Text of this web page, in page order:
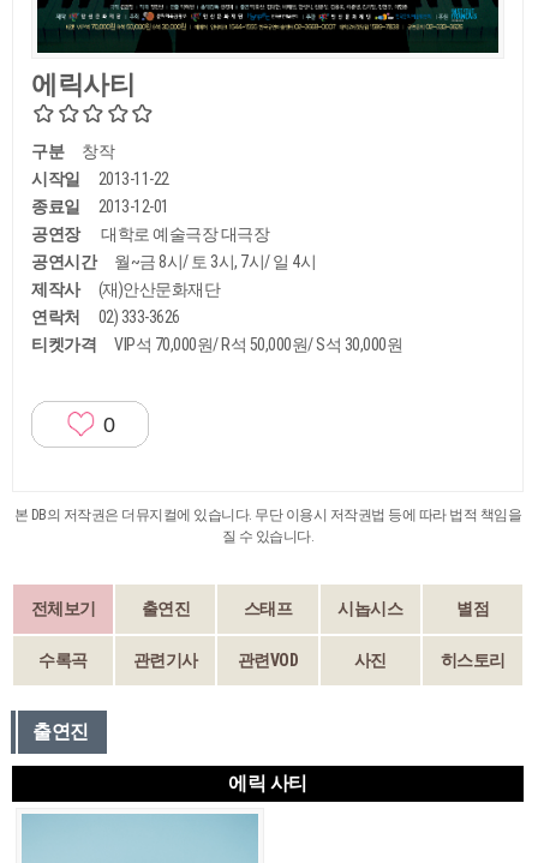
에릭사티
구분
창작
시작일
2013-11-22
종료일
2013-12-01
공연장
대학로 예술극장 대극장
공연시간
월~금 8시/ 토 3시, 7시/ 일 4시
제작사
(재)안산문화재단
연락처
02) 333-3626
티켓가격
VIP석 70,000원/ R석 50,000원/ S석 30,000원
0
본 DB의 저작권은 더뮤지컬에 있습니다. 무단 이용시 저작권법 등에 따라 법적 책임을
질 수 있습니다.
전체보기 출연진 스태프 시놉시스 별점
수록곡 관련기사 관련VOD 사진 히스토리
출연진
에릭 사티